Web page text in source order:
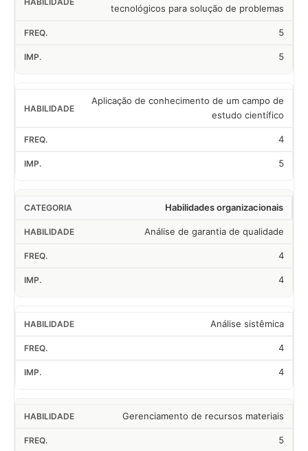
tecnológicos para solução de problemas
5
5
Aplicação de conhecimento de um campo de
estudo científico
4
5
Habilidades organizacionais
Análise de garantia de qualidade
4
4
Análise sistêmica
4
4
Gerenciamento de recursos materiais
5